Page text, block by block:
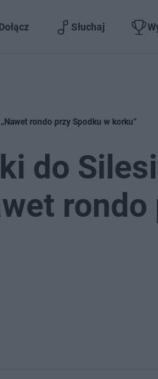
Dołącz Słuchaj
rondo przy Spodku w korku”
do